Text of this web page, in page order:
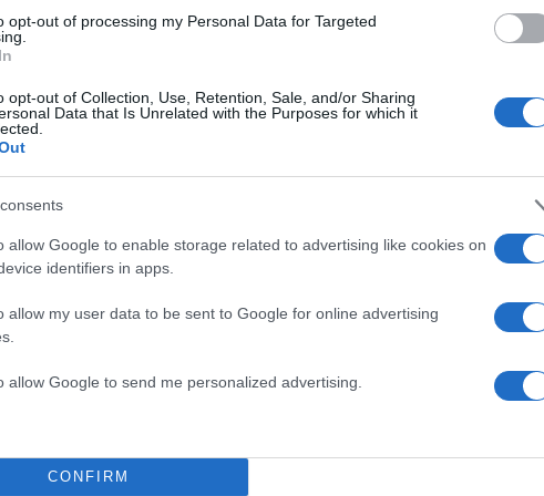
opt-out of processing my Personal Data for Targeted
opt-out of Collection, Use, Retention, Sale, and/or Sharing
Data that Is Unrelated with the Purposes for which it
allow Google to enable storage related to advertising like cookies on
identifiers in apps.
allow my user data to be sent to Google for online advertising
allow Google to send me personalized advertising.
CONFIRM
Εκεί την Τετάρτη (13.12.2017)
αισθάνθηκε αδιαθεσία,
να φωνάζουν και να διαμαρτύρονται,
ο θάνατος οφείλεται στους αστυνομικούς και όχι σε